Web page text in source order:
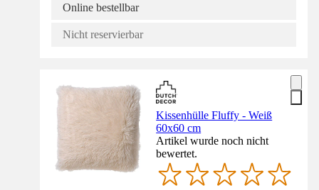
Online bestellbar
Nicht reservierbar
Kissenhülle Fluffy - Weiß
60x60 cm
Artikel wurde noch nicht
bewertet.